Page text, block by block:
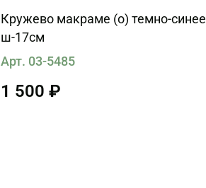
Кружево макраме (о) темно-синее
ш-17см
Арт. 03-5485
1 500 ₽